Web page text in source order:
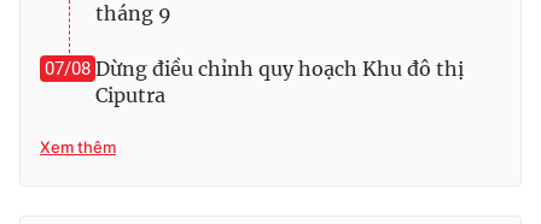
VTV9
Liên hệ tòa soạn
tháng 9
07/08 Dừng điều chỉnh quy hoạch Khu đô thị
Ciputra
Xem thêm